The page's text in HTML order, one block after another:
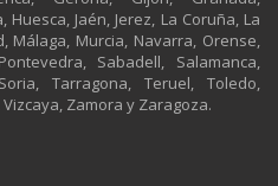
Jaén, Jerez, La Coruña, La
Málaga, Murcia, Navarra, Orense,
Sabadell, Salamanca,
Tarragona, Teruel, Toledo,
Zamora y Zaragoza.